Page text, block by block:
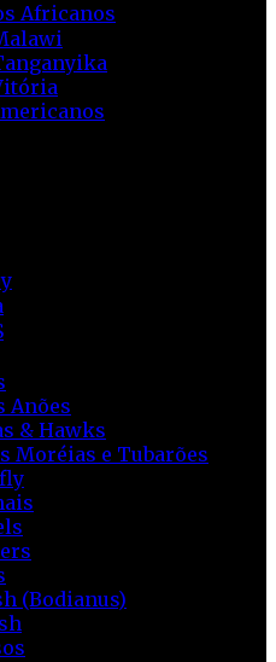
Africanos
Anões
& Hawks
Moréias e Tubarões
(Bodianus)